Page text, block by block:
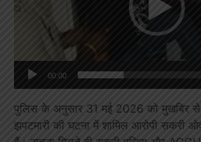
00:00
पुलिस के अनुसार 31 मई 2026 को मुखबिर से
झपटमारी की घटना में शामिल आरोपी सकरी